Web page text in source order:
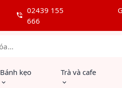
02439 155
666
Bánh kẹo Trà và cafe